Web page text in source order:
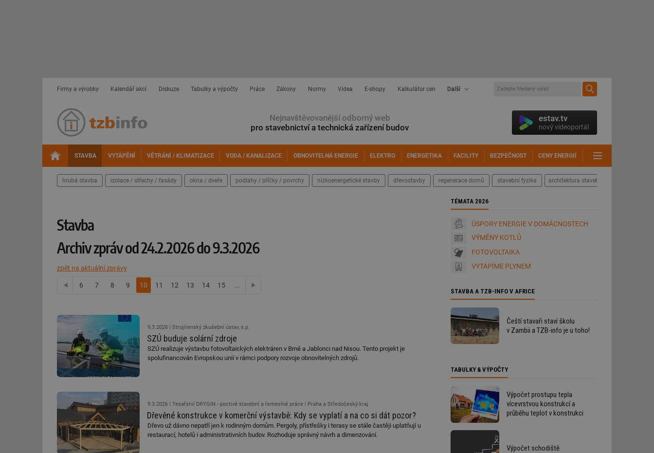
Firmy a výrobky Kalendář akcí Diskuze Tabulky a výpočty Práce Zákony Normy Videa E-shopy Kalkulátor cen Další
Nejnavštěvovanější odborný web
pro stavebnictví a technická zařízení budov
estav.tv
nový videoportál
STAVBA VYTÁPĚNÍ VĚTRÁNÍ / KLIMATIZACE VODA / KANALIZACE OBNOVITELNÁ ENERGIE ELEKTRO ENERGETIKA FACILITY BEZPEČNOST CENY ENERGIÍ
hrubá stavba izolace / střechy / fasády okna / dveře podlahy / příčky / povrchy nízkoenergetické stavby dřevostavby regenerace domů stavební fyzika architektura staveb
Stavba
Archiv zpráv od 24.2.2026 do 9.3.2026
zpět na aktuální zprávy
předchozí
6 7 8 9 10 11 12 13 14 15 ...
9.3.2026 Strojírenský zkušební ústav, s.p.
SZÚ buduje solární zdroje
SZÚ realizuje výstavbu fotovoltaických elektráren v Brně a Jablonci nad Nisou. Tento projekt je
spolufinancován Evropskou unií v rámci podpory rozvoje obnovitelných zdrojů.
9.3.2026 Tesařství DRYGIN - poctivé stavební a řemeslné práce | Praha a Středočeský kraj
Dřevěné konstrukce v komerční výstavbě: Kdy se vyplatí a na co si dát pozor?
Dřevo už dávno nepatří jen k rodinným domům. Pergoly, přístřešky i terasy se stále častěji uplatňují u
restaurací, hotelů i administrativních budov. Rozhoduje správný návrh a dimenzování.
TÉMATA 2026
ÚSPORY ENERGIE V DOMÁCNOSTECH
VÝMĚNY KOTLŮ
FOTOVOLTAIKA
VYTÁPÍME PLYNEM
STAVBA A TZB-INFO V AFRICE
Čeští stavaři staví školu
v Zambii a TZB-info je u toho!
TABULKY & VÝPOČTY
Výpočet prostupu tepla
vícevrstvou konstrukcí a
průběhu teplot v konstrukci
Výpočet schodiště